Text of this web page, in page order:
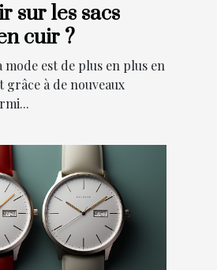
sur les sacs
cuir ?
mode est de plus en plus en
grâce à de nouveaux